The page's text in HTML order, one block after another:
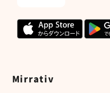
Mirrativ